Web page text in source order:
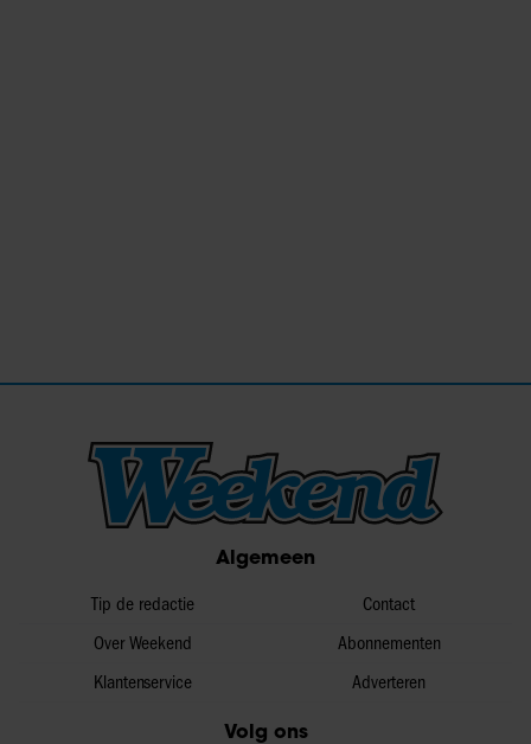
Algemeen
Tip de redactie
Over Weekend
Klantenservice
Contact
Abonnementen
Adverteren
Volg ons